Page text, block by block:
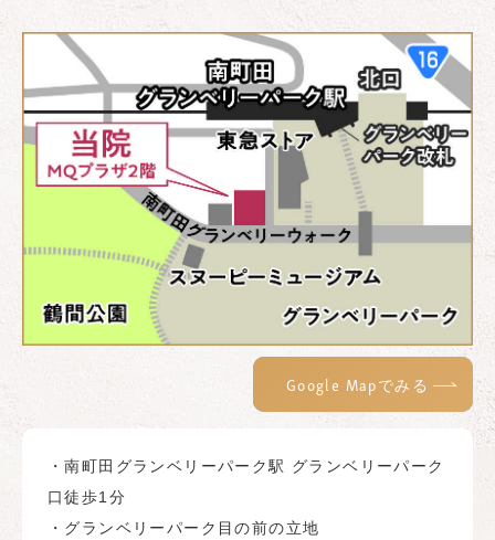
Google Mapでみる
・南町田グランベリーパーク駅 グランベリーパーク
口徒歩1分
・グランベリーパーク目の前の立地